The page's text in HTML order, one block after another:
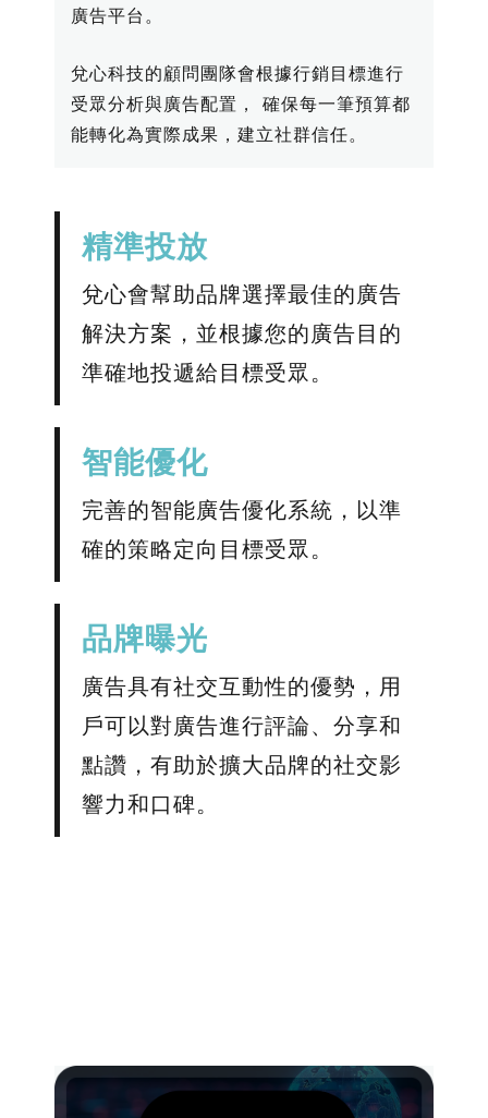
廣告平台。
兌心科技的顧問團隊會根據行銷目標進行
受眾分析與廣告配置， 確保每一筆預算都
能轉化為實際成果，建立社群信任。
​精準投放
兌心會幫助品牌選擇最佳的廣告
解決方案，並根據您的廣告目的
準確地投遞給目標受眾。
智能優化
完善的智能廣告優化系統，以準
確的策略定向目標受眾。
品牌曝光
廣告具有社交互動性的優勢，用
戶可以對廣告進行評論、分享和
點讚，有助於擴大品牌的社交影
響力和口碑。